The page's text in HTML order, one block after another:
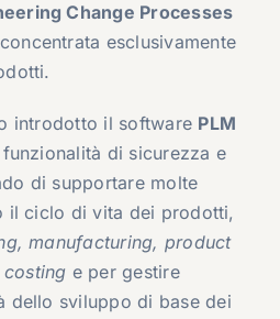
Change Processes
esclusivamente
introdotto il software PLM
di sicurezza e
di supportare molte
il ciclo di vita dei prodotti,
manufacturing, product
e per gestire
dello sviluppo di base dei